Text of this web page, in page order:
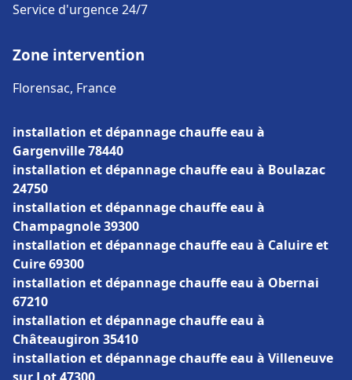
Service d'urgence 24/7
Zone intervention
Florensac, France
installation et dépannage chauffe eau à
Gargenville 78440
installation et dépannage chauffe eau à Boulazac
24750
installation et dépannage chauffe eau à
Champagnole 39300
installation et dépannage chauffe eau à Caluire et
Cuire 69300
installation et dépannage chauffe eau à Obernai
67210
installation et dépannage chauffe eau à
Châteaugiron 35410
installation et dépannage chauffe eau à Villeneuve